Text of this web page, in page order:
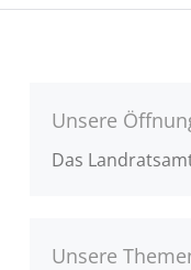
Unsere
Das
Unsere